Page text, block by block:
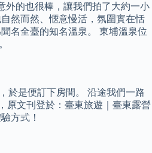
外的也很棒，讓我們拍了大約一小
然而然、愜意慢活，氛圍實在恬
名全臺的知名溫泉。 東埔溫泉位
於是便訂下房間。 沿途我們一路
原文刊登於：臺東旅遊｜臺東露營
方式！